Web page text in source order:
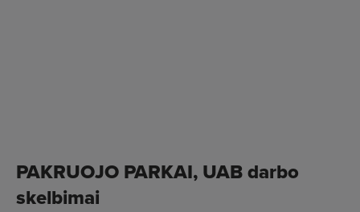
PAKRUOJO PARKAI, UAB darbo
skelbimai